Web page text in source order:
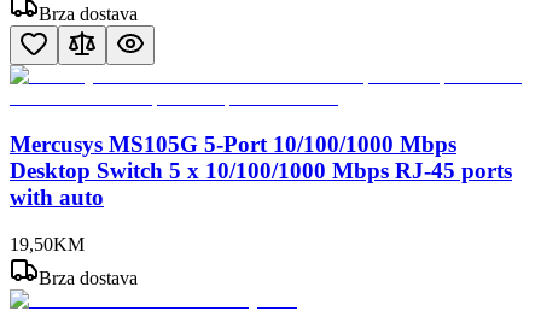
Brza dostava
Mercusys MS105G 5-Port 10/100/1000 Mbps
Desktop Switch 5 x 10/100/1000 Mbps RJ-45 ports
with auto
19,50KM
Brza dostava